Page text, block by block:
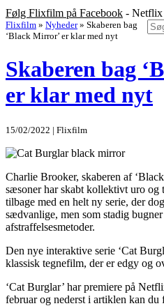
Følg Flixfilm på Facebook - Netflix
Flixfilm » Nyheder » Skaberen bag
‘Black Mirror’ er klar med nyt
Skaberen bag
er klar med nyt
15/02/2022 | Flixfilm
Charlie Brooker, skaberen af
sæsoner har skabt kollektivt uro og
tilbage med en helt ny serie, der
sædvanlige, men som stadig
afstraffelsesmetoder.
Den nye interaktive serie ‘Cat
klassisk tegnefilm, der er edgy og
‘Cat Burglar’ har premiere på
februar og nederst i artiklen kan du